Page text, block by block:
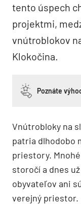
tento úspech
projektmi,
vnútroblokov
Klokočina.
Poznáte
Vnútrobloky na
patria dlhodobo
priestory.
storočí a dnes
obyvateľov ani
verejný priestor.